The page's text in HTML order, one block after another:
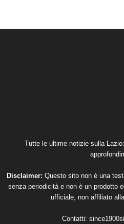
Tutte le ultime notizie sulla
Disclaimer: Questo sito non è una
senza periodicità e non è un prodotto
ufficiale, non affiliato
Contatti: